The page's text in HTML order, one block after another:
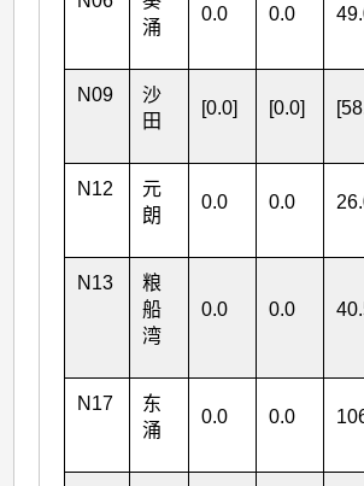
涌
0.0 0.0
N09
沙
田
[0.0] [0.0]
N12
元
朗
0.0 0.0
N13
粮
船
湾
0.0 0.0
N17
东
涌
0.0 0.0